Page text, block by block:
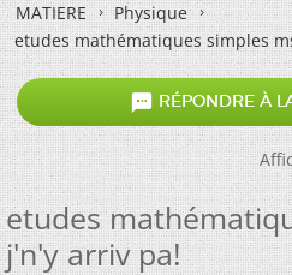
MATIERE
Physique
etudes mathématiques simples
 RÉPONDRE À
etudes
j'n'y arriv pa!